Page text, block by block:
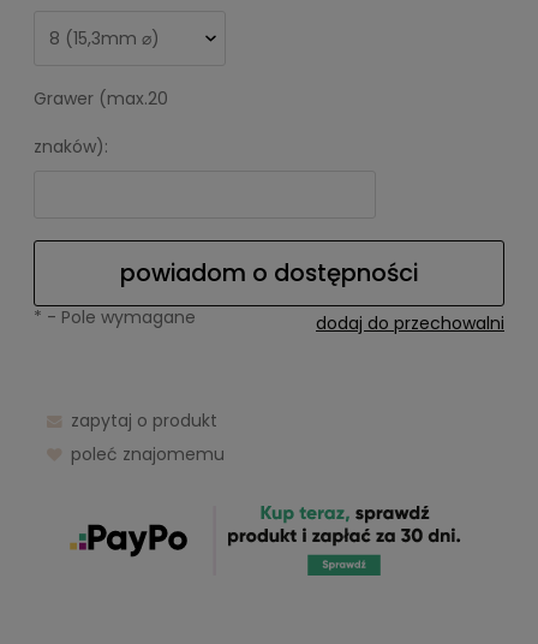
Grawer (max.20
znaków):
powiadom o dostępności
dodaj do przechowalni
* - Pole wymagane
zapytaj o produkt
poleć znajomemu